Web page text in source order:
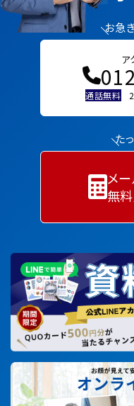
お急
ア
通話無料
た
メ
無